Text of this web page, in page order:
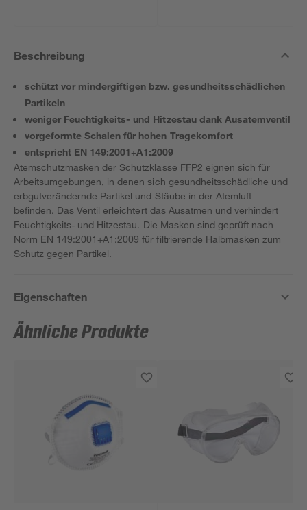
Beschreibung
schützt vor mindergiftigen bzw. gesundheitsschädlichen
Partikeln
weniger Feuchtigkeits- und Hitzestau dank Ausatemventil
vorgeformte Schalen für hohen Tragekomfort
entspricht EN 149:2001+A1:2009
Atemschutzmasken der Schutzklasse FFP2 eignen sich für
Arbeitsumgebungen, in denen sich gesundheitsschädliche und
erbgutverändernde Partikel und Stäube in der Atemluft
befinden. Das Ventil erleichtert das Ausatmen und verhindert
Feuchtigkeits- und Hitzestau. Die Masken sind geprüft nach
Norm EN 149:2001+A1:2009 für filtrierende Halbmasken zum
Schutz gegen Partikel.
Eigenschaften
Ähnliche Produkte